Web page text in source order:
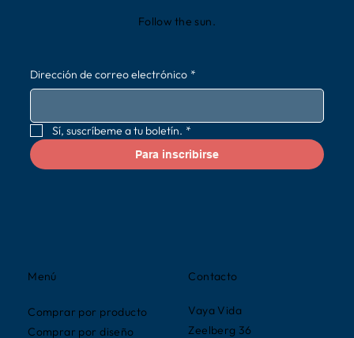
Contacto
Vaya Vida
Zeelberg 36
Menú
Comprar por producto
Comprar por diseño
Follow the sun.
Dirección de correo electrónico *
Sí, suscríbeme a tu boletín. *
Para inscribirse